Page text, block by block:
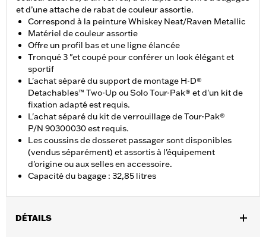
et d’une attache de rabat de couleur assortie.
Correspond à la peinture Whiskey Neat/Raven Metallic
Matériel de couleur assortie
Offre un profil bas et une ligne élancée
Tronqué 3 "et coupé pour conférer un look élégant et
sportif
L'achat séparé du support de montage H-D®
Detachables™ Two-Up ou Solo Tour-Pak® et d'un kit de
fixation adapté est requis.
L'achat séparé du kit de verrouillage de Tour-Pak®
P/N 90300030 est requis.
Les coussins de dosseret passager sont disponibles
(vendus séparément) et assortis à l'équipement
d'origine ou aux selles en accessoire.
Capacité du bagage : 32,85 litres
DÉTAILS